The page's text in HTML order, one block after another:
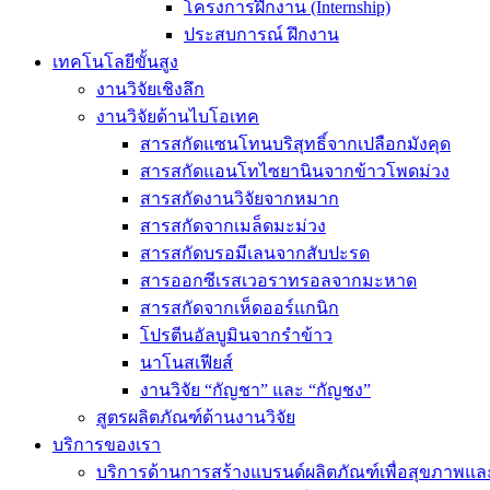
โครงการฝึกงาน (Internship)
ประสบการณ์ ฝึกงาน
เทคโนโลยีขั้นสูง
งานวิจัยเชิงลึก
งานวิจัยด้านไบโอเทค
สารสกัดแซนโทนบริสุทธิ์จากเปลือกมังคุด
สารสกัดแอนโทไซยานินจากข้าวโพดม่วง
สารสกัดงานวิจัยจากหมาก
สารสกัดจากเมล็ดมะม่วง
สารสกัดบรอมีเลนจากสับปะรด
สารออกซีเรสเวอราทรอลจากมะหาด
สารสกัดจากเห็ดออร์แกนิก
โปรตีนอัลบูมินจากรำข้าว
นาโนสเฟียส์
งานวิจัย “กัญชา” และ “กัญชง”
สูตรผลิตภัณฑ์ด้านงานวิจัย
บริการของเรา
บริการด้านการสร้างแบรนด์ผลิตภัณฑ์เพื่อสุขภาพแล